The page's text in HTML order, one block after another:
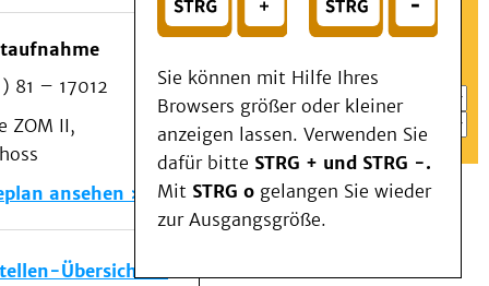
oder
Wählen Sie ein Thema für Ihren Schnelleinstieg
81 – 17012
ZOM II,
ansehen
Übersicht
Sie können mit Hilfe Ihres
Browsers größer oder kleiner
anzeigen lassen. Verwenden Sie
dafür bitte STRG + und STRG -.
Mit STRG o gelangen Sie wieder
zur Ausgangsgröße.
Patienten & Besucher
Kliniken/Institute/Zentren
Als Patient am UKD
Beratung und Unterstützung
Veranstaltungen
Kommunikation im Medizinwesen (KIM)
Notfall
Forschung & Lehre
Die Institute des UKD